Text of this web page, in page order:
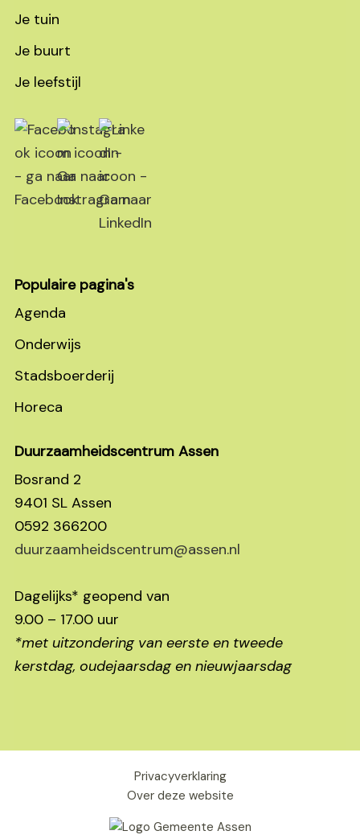
Je tuin
Je buurt
Je leefstijl
Populaire pagina's
Agenda
Onderwijs
Stadsboerderij
Horeca
Duurzaamheidscentrum Assen
Bosrand 2
9401 SL Assen
0592 366200
duurzaamheidscentrum@assen.nl
Dagelijks* geopend van
9.00 – 17.00 uur
*met uitzondering van eerste en tweede
kerstdag, oudejaarsdag en nieuwjaarsdag
Privacyverklaring
Over deze website